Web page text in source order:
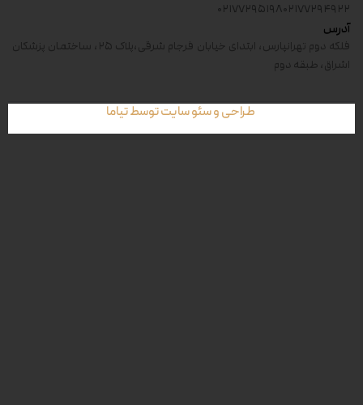
۰۲۱۷۷۲۹۴۹۲۲۰۲۱۷۷۲۹۵۱۹۸
آدرس
فلکه دوم تهرانپارس، ابتدای خیابان فرجام شرقی،پلاک ۲۵، ساختمان پزشکان
اشراق، طبقه دوم
طراحی و سئو سایت توسط تیاما